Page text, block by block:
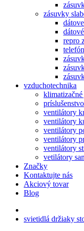
zásuvky
repro
vzduchotechnika
ventilátory
ventilátory
ventilátory
ventilátory
ventilátory
vetilátory
Značky
Kontaktujte nás
Akciový tovar
Blog
svietidlá držiaky